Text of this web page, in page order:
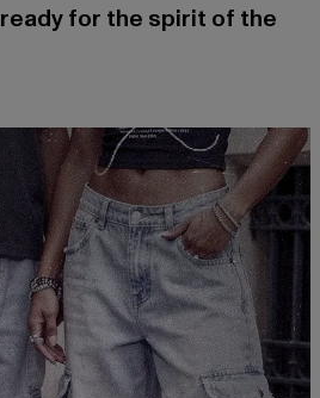
for the spirit of the